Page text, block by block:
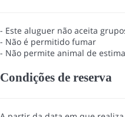
- Este aluguer não aceita
- Não é permitido fumar
- Não permite animal de
Condições de reserva